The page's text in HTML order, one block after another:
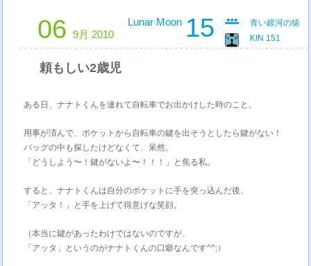
06 9月 2010
Lunar Moon 15
青い銀河の猿
KIN 151
頼もしい2歳児
ある日、ナナトくんを連れて自転車でお出かけした時のこと。
用事が済んで、ポケットから自転車の鍵を出そうとしたら鍵がない！
バッグの中も探したけどなくて、呆然。
「どうしよう〜！鍵がないよ〜！！！」と焦る私。
すると、ナナトくんは自分のポケットに手を突っ込んだ後、
「アッタ！」と手を上げて得意げな笑顔。
（本当に鍵があったわけではないのですが、
「アッタ」というのがナナトくんの口癖なんです^^;）